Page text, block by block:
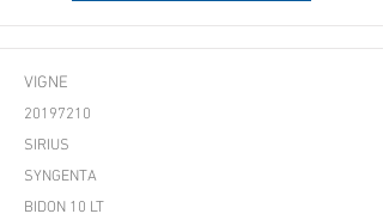
VIGNE
20197210
SIRIUS
SYNGENTA
BIDON 10 LT